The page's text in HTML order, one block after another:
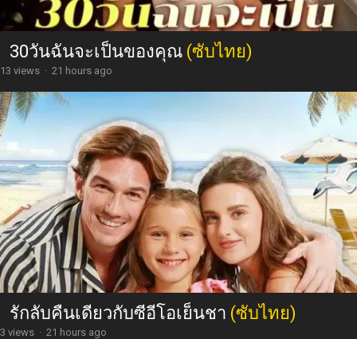
30วันฉันจะเป็นของคุณ (ซับไทย)
13 views · 21 hours ago
รักลับคืนเดียวกับซีอีโอเย็นชา (ซับไทย)
3 views · 21 hours ago